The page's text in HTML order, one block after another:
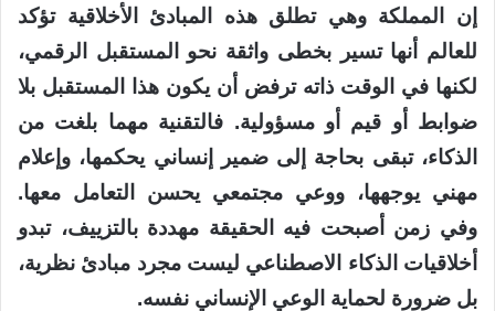
إن المملكة وهي تطلق هذه المبادئ الأخلاقية تؤكد
للعالم أنها تسير بخطى واثقة نحو المستقبل الرقمي،
لكنها في الوقت ذاته ترفض أن يكون هذا المستقبل بلا
ضوابط أو قيم أو مسؤولية. فالتقنية مهما بلغت من
الذكاء، تبقى بحاجة إلى ضمير إنساني يحكمها، وإعلام
مهني يوجهها، ووعي مجتمعي يحسن التعامل معها.
وفي زمن أصبحت فيه الحقيقة مهددة بالتزييف، تبدو
أخلاقيات الذكاء الاصطناعي ليست مجرد مبادئ نظرية،
بل ضرورة لحماية الوعي الإنساني نفسه.